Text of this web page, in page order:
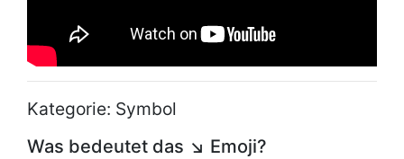
Kategorie: Symbol
Was bedeutet das ↘ Emoji?